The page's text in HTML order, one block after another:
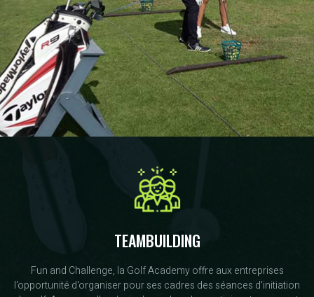
TEAMBUILDING
Fun and Challenge, la Golf Academy offre aux entreprises
l'opportunité d'organiser pour ses cadres des séances d'initiation